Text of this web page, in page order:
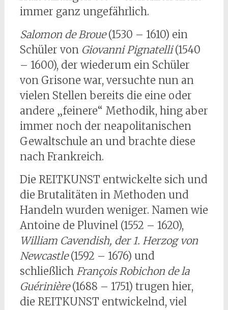
immer ganz ungefährlich.
Salomon de Broue(1530 – 1610) ein
Schüler von Giovanni Pignatelli(1540
– 1600), der wiederum ein Schüler
von Grisone war, versuchte nun an
vielen Stellen bereits die eine oder
andere „feinere“ Methodik, hing aber
immer noch der neapolitanischen
Gewaltschule an und brachte diese
nach Frankreich.
Die REITKUNST entwickelte sich und
die Brutalitäten in Methoden und
Handeln wurden weniger. Namen wie
Antoine de Pluvinel (1552 – 1620),
William Cavendish, der 1. Herzog von
Newcastle(1592 – 1676) und
schließlich François Robichon de la
Guérinière(1688 – 1751) trugen hier,
die REITKUNST entwickelnd, viel